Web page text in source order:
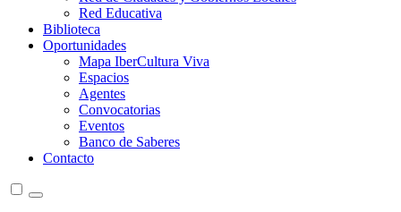
Red Educativa
Biblioteca
Oportunidades
Mapa IberCultura Viva
Espacios
Agentes
Convocatorias
Eventos
Banco de Saberes
Contacto